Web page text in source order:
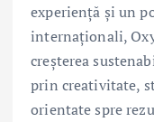
experiență și un
internaționali,
creșterea
prin creativitate,
orientate spre